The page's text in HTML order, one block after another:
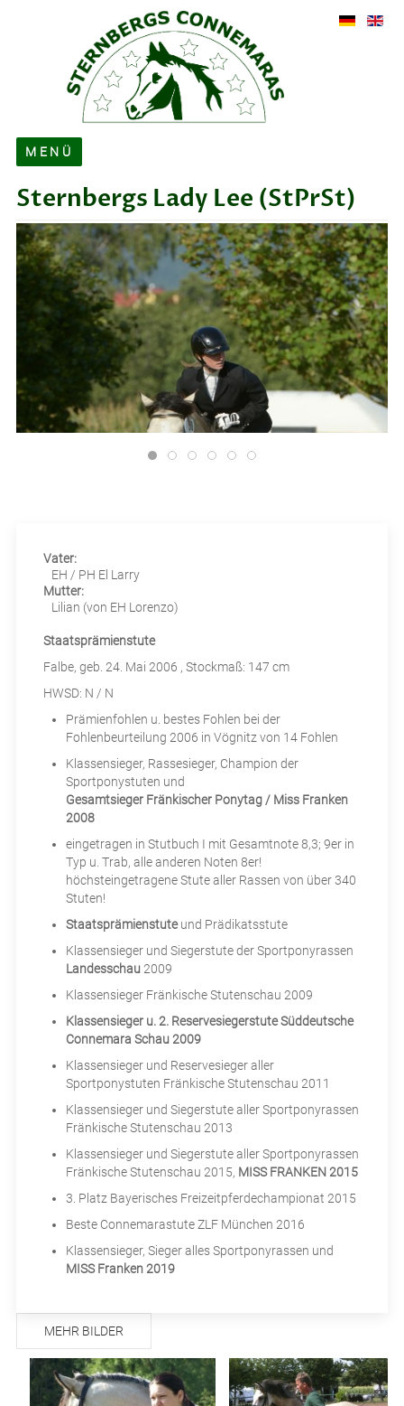
MENÜ
Über uns
Verkauf
Hengste
Zuchtstuten
Ehemalige Zuchtstuten
Fohlen
Neues
Sternbergs Lady Lee (StPrSt)
Vater:
EH / PH El Larry
Mutter:
Lilian (von EH Lorenzo)
Staatsprämienstute
Falbe, geb. 24. Mai 2006 , Stockmaß: 147 cm
HWSD: N / N
Prämienfohlen u. bestes Fohlen bei der
Fohlenbeurteilung 2006 in Vögnitz von 14 Fohlen
Klassensieger, Rassesieger, Champion der
Sportponystuten und
Gesamtsieger Fränkischer Ponytag / Miss Franken
2008
eingetragen in Stutbuch I mit Gesamtnote 8,3; 9er in
Typ u. Trab, alle anderen Noten 8er!
höchsteingetragene Stute aller Rassen von über 340
Stuten!
Staatsprämienstuteund Prädikatsstute
Klassensieger und Siegerstute der Sportponyrassen
Landesschau 2009
Klassensieger Fränkische Stutenschau 2009
Klassensieger u. 2. Reservesiegerstute Süddeutsche
Connemara Schau 2009
Klassensieger und Reservesieger aller
Sportponystuten Fränkische Stutenschau 2011
Klassensieger und Siegerstute aller Sportponyrassen
Fränkische Stutenschau 2013
Klassensieger und Siegerstute aller Sportponyrassen
Fränkische Stutenschau 2015, MISS FRANKEN 2015
3. Platz Bayerisches Freizeitpferdechampionat 2015
Beste Connemarastute ZLF München 2016
Klassensieger, Sieger alles Sportponyrassen und
MISS Franken 2019
MEHR BILDER